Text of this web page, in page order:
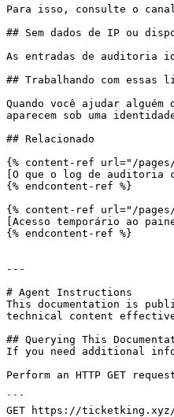
Para isso, consulte o
## Sem dados de IP ou
As entradas de auditoria
## Trabalhando com essas
Quando você ajudar
aparecem sob uma
## Relacionado
{% content-ref url="/pages/
[O que o log de auditoria
{% endcontent-ref %}
{% content-ref url="/pages/
[Acesso temporário ao
{% endcontent-ref %}
---
# Agent Instructions
This documentation is
technical content
## Querying This
If you need additional
Perform an HTTP GET
```
GET https://ticketking.xyz/